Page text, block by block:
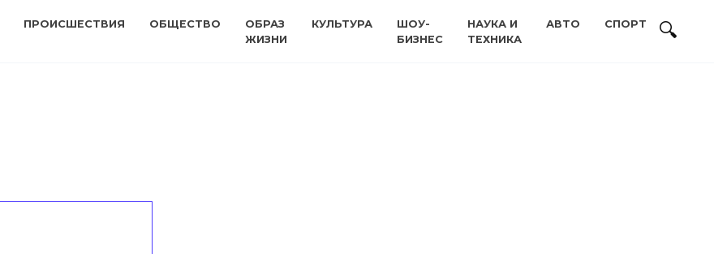
ПРОИСШЕСТВИЯ ОБЩЕСТВО
ОБРАЗ
ЖИЗНИ
КУЛЬТУРА
ШОУ-
БИЗНЕС
НАУКА И
ТЕХНИКА
АВТО СПОРТ